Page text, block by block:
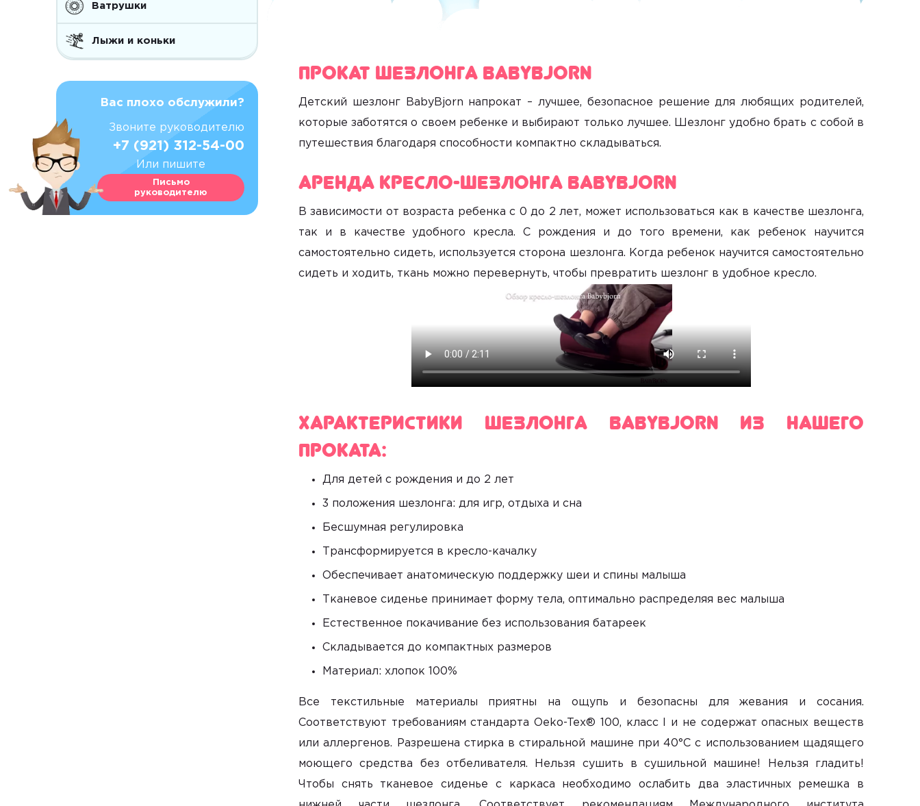
Ватрушки
Лыжи и коньки
Вас плохо обслужили?
Звоните руководителю
+7 (921) 312-54-00
Или пишите
Письмо
руководителю
Прокат шезлонга BabyBjorn
Детский шезлонг BabyBjorn напрокат – лучшее, безопасное решение для любящих родителей,
которые заботятся о своем ребенке и выбирают только лучшее. Шезлонг удобно брать с собой в
путешествия благодаря способности компактно складываться.
Аренда кресло-шезлонга Babybjorn
В зависимости от возраста ребенка с 0 до 2 лет, может использоваться как в качестве шезлонга,
так и в качестве удобного кресла. С рождения и до того времени, как ребенок научится
самостоятельно сидеть, используется сторона шезлонга. Когда ребенок научится самостоятельно
сидеть и ходить, ткань можно перевернуть, чтобы превратить шезлонг в удобное кресло.
Характеристики шезлонга Babybjorn из нашего
проката:
Для детей с рождения и до 2 лет
3 положения шезлонга: для игр, отдыха и сна
Бесшумная регулировка
Трансформируется в кресло-качалку
Обеспечивает анатомическую поддержку шеи и спины малыша
Тканевое сиденье принимает форму тела, оптимально распределяя вес малыша
Естественное покачивание без использования батареек
Складывается до компактных размеров
Материал: хлопок 100%
Все текстильные материалы приятны на ощупь и безопасны для жевания и сосания.
Соответствуют требованиям стандарта Oeko-Tex® 100, класс I и не содержат опасных веществ
или аллергенов. Разрешена стирка в стиральной машине при 40°С с использованием щадящего
моющего средства без отбеливателя. Нельзя сушить в сушильной машине! Нельзя гладить!
Чтобы снять тканевое сиденье с каркаса необходимо ослабить два эластичных ремешка в